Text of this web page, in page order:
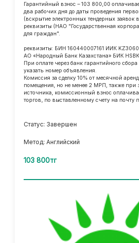
Гарантийный взнос – 103 800,00
два рабочих дня до даты проведения
(вскрытие электронных тендерных заявок
реквизиты (НАО "Государственная
для граждан".
реквизиты: БИН 160440007161 ИИК
АО «Народный Банк Казахстана» БИК
При оплате через банк гарантийного
указать номер объявления.
Комиссия за сделку 10% от месячной
помещения, но не менее 2 МРП, также при
источника, комиссионный взнос
торгов, по выставленному счету на почту
Статус: Завершен
Метод: Английский
103 800тг